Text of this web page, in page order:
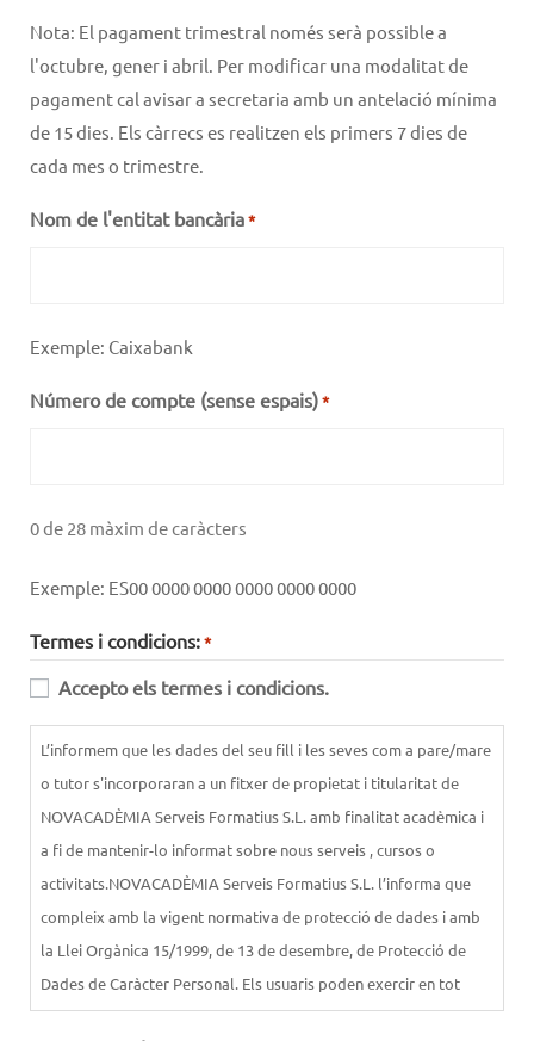
Nota: El pagament trimestral només serà possible a
l'octubre, gener i abril. Per modificar una modalitat de
pagament cal avisar a secretaria amb un antelació mínima
de 15 dies. Els càrrecs es realitzen els primers 7 dies de
cada mes o trimestre.
Nom de l'entitat bancària*
Exemple: Caixabank
Número de compte (sense espais)*
0 de 28 màxim de caràcters
Exemple: ES00 0000 0000 0000 0000 0000
Termes i condicions:*
Accepto els termes i condicions.
L’informem que les dades del seu fill i les seves com a pare/mare
o tutor s'incorporaran a un fitxer de propietat i titularitat de
NOVACADÈMIA Serveis Formatius S.L. amb finalitat acadèmica i
a fi de mantenir-lo informat sobre nous serveis , cursos o
activitats.NOVACADÈMIA Serveis Formatius S.L. l’informa que
compleix amb la vigent normativa de protecció de dades i amb
la Llei Orgànica 15/1999, de 13 de desembre, de Protecció de
Dades de Caràcter Personal. Els usuaris poden exercir en tot
moment el seu dret d’accés, rectificació, oposició, cancel·lació, i